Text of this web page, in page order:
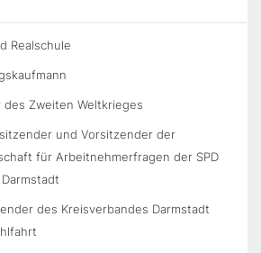
Realschule
des Zweiten Weltkrieges
und Vorsitzender der
für Arbeitnehmerfragen der SPD
des Kreisverbandes Darmstadt